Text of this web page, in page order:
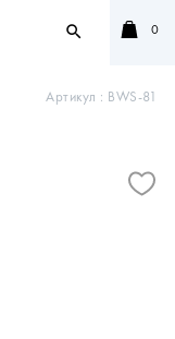
search 0
Артикул : BWS-81